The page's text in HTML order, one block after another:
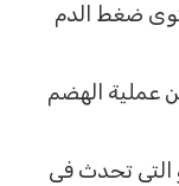
ضغط الدم
عملية الهضم
التى تحدث فى